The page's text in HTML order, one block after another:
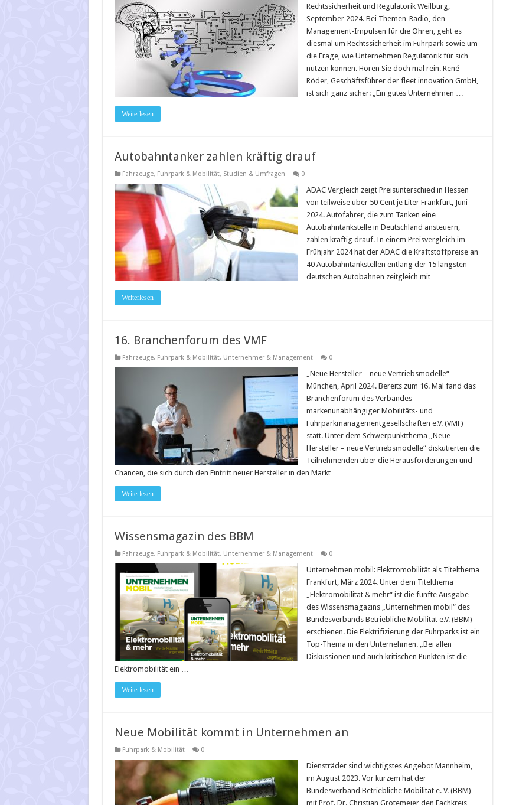
Rechtssicherheit und Regulatorik Weilburg,
September 2024. Bei Themen-Radio, den
Management-Impulsen für die Ohren, geht es
diesmal um Rechtssicherheit im Fuhrpark sowie um
die Frage, wie Unternehmen Regulatorik für sich
nutzen können. Hören Sie doch mal rein. René
Röder, Geschäftsführer der fleet innovation GmbH,
ist sich ganz sicher: „Ein gutes Unternehmen …
Weiterlesen
Autobahntanker zahlen kräftig drauf
Fahrzeuge, Fuhrpark & Mobilität, Studien & Umfragen 0
ADAC Vergleich zeigt Preisunterschied in Hessen
von teilweise über 50 Cent je Liter Frankfurt, Juni
2024. Autofahrer, die zum Tanken eine
Autobahntankstelle in Deutschland ansteuern,
zahlen kräftig drauf. In einem Preisvergleich im
Frühjahr 2024 hat der ADAC die Kraftstoffpreise an
40 Autobahntankstellen entlang der 15 längsten
deutschen Autobahnen zeitgleich mit …
Weiterlesen
16. Branchenforum des VMF
Fahrzeuge, Fuhrpark & Mobilität, Unternehmer & Management 0
„Neue Hersteller – neue Vertriebsmodelle“
München, April 2024. Bereits zum 16. Mal fand das
Branchenforum des Verbandes
markenunabhängiger Mobilitäts- und
Fuhrparkmanagementgesellschaften e.V. (VMF)
statt. Unter dem Schwerpunktthema „Neue
Hersteller – neue Vertriebsmodelle“ diskutierten die
Teilnehmenden über die Herausforderungen und
Chancen, die sich durch den Eintritt neuer Hersteller in den Markt …
Weiterlesen
Wissensmagazin des BBM
Fahrzeuge, Fuhrpark & Mobilität, Unternehmer & Management 0
Unternehmen mobil: Elektromobilität als Titelthema
Frankfurt, März 2024. Unter dem Titelthema
„Elektromobilität & mehr“ ist die fünfte Ausgabe
des Wissensmagazins „Unternehmen mobil“ des
Bundesverbands Betriebliche Mobilität e.V. (BBM)
erschienen. Die Elektrifizierung der Fuhrparks ist ein
Top-Thema in den Unternehmen. „Bei allen
Diskussionen und auch kritischen Punkten ist die
Elektromobilität ein …
Weiterlesen
Neue Mobilität kommt in Unternehmen an
Fuhrpark & Mobilität 0
Diensträder sind wichtigstes Angebot Mannheim,
im August 2023. Vor kurzem hat der
Bundesverband Betriebliche Mobilität e. V. (BBM)
mit Prof. Dr. Christian Grotemeier den Fachkreis